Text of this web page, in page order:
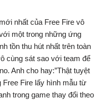
nhất của Free Fire vô
một trong những ứng
tồn thu hút nhất trên toàn
cùng sát sao với team để
Anh cho hay:”Thật tuyệt
Fire lấy hình mẫu từ
trong game thay đổi theo